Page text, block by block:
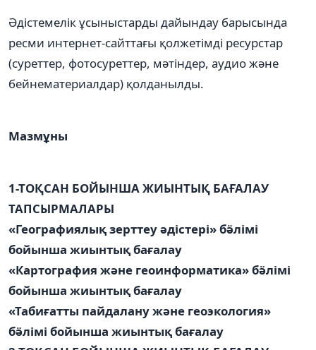
Әдістемелік ұсыныстарды дайындау барысында
ресми интернет-сайттағы қолжетімді ресурстар
(суреттер, фотосуреттер, мәтіндер, аудио және
бейнематериалдар) қолданылды.
Мазмұны
1-ТОҚСАН БОЙЫНША ЖИЫНТЫҚ БАҒАЛАУ
ТАПСЫРМАЛАРЫ
«Географиялық зерттеу әдістері» бӛлімі
бойынша жиынтық бағалау
«Картография және геоинформатика» бӛлімі
бойынша жиынтық бағалау
«Табиғатты пайдалану және геоэкология»
бӛлімі бойынша жиынтық бағалау